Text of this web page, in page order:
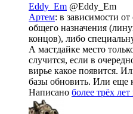
Eddy_Em @Eddy_Em
Артем: в зависимости
общего назначения
концов), либо
А мастдайке место
случится, если в
вирье какое появится.
базы обновить. Или еще
Написано более трёх лет